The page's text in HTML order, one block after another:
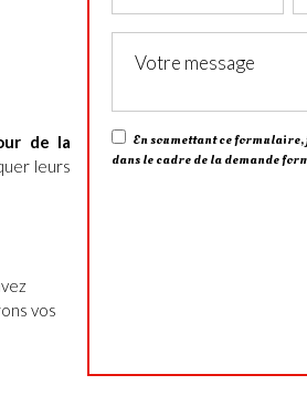
de la
leurs
vos
En soumettant ce
dans le cadre de la demande